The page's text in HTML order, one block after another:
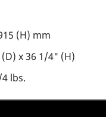
(H) mm
x 36 1/4" (H)
lbs.